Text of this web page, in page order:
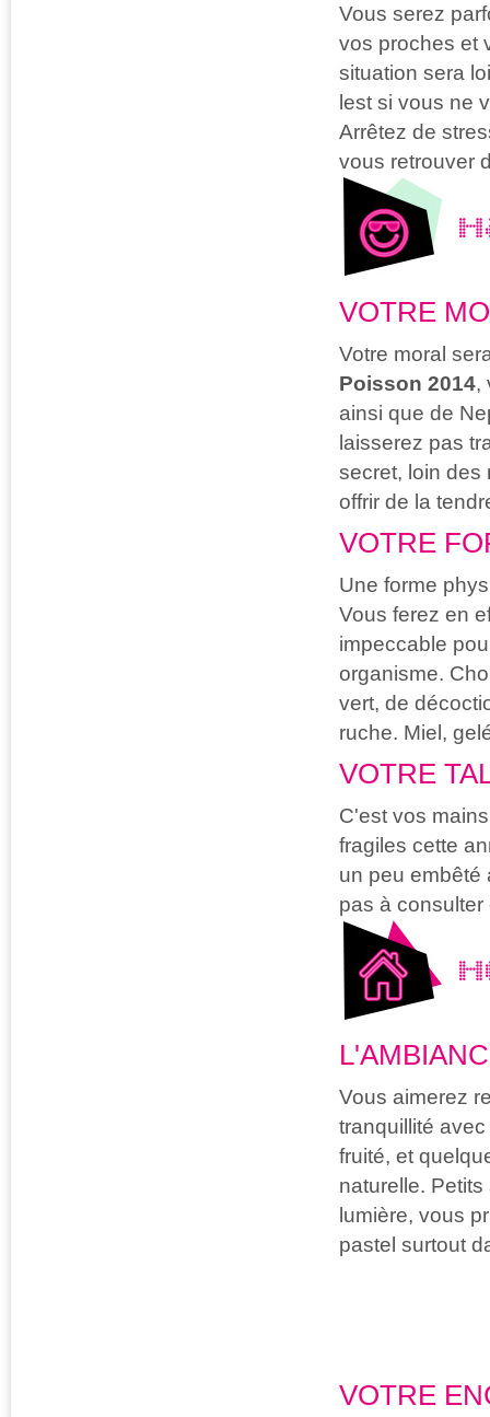
Vous serez
vos proches et
situation sera
lest si vous ne
Arrêtez de
vous retrouver
VOTRE
Votre moral
Poisson 2014,
ainsi que de
laisserez pas
secret, loin des
offrir de la
VOTRE
Une forme
Vous ferez en
impeccable
organisme.
vert, de
ruche. Miel,
VOTRE
C'est vos
fragiles cette
un peu embêté
pas à
Vous aimerez
tranquillité
fruité, et
naturelle.
lumière, vous
pastel surtout
VOTRE